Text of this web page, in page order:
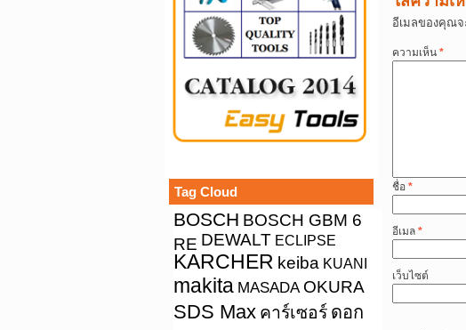
Tag Cloud
BOSCH BOSCH GBM 6
RE DEWALT ECLIPSE
KARCHER keiba KUANI
makita MASADA OKURA
SDS Max คาร์เซอร์ ดอก
อีเมลของคุณ
ความเห็น *
ชื่อ *
อีเมล *
เว็บไซต์